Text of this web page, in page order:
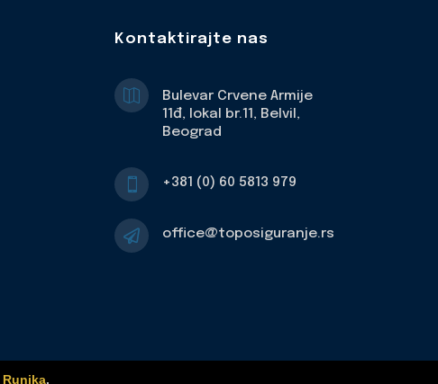
Kontaktirajte nas
Bulevar Crvene Armije
11đ, lokal br.11, Belvil,
Beograd
+381 (0) 60 5813 979
 office@toposiguranje.rs
Runika.